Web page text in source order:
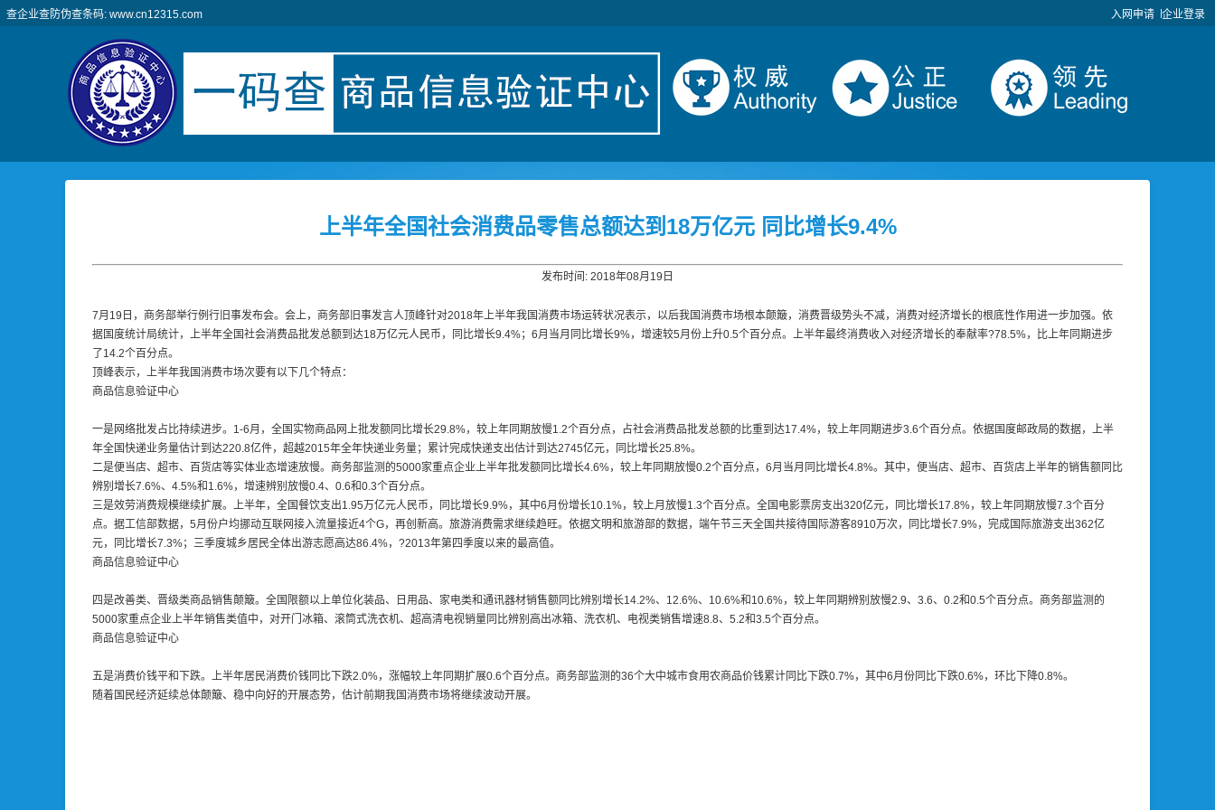
查企业查防伪查条码: www.cn12315.com 入网申请 企业登录
上半年全国社会消费品零售总额达到18万亿元 同比增长9.4%
发布时间: 2018年08月19日
7月19日，商务部举行例行旧事发布会。会上，商务部旧事发言人顶峰针对2018年上半年我国消费市场运转状况表示，以后我国消费市场根本颠簸，消费晋级势头不减，消费对经济增长的根底性作用进一步加强。依
据国度统计局统计，上半年全国社会消费品批发总额到达18万亿元人民币，同比增长9.4%；6月当月同比增长9%，增速较5月份上升0.5个百分点。上半年最终消费收入对经济增长的奉献率?78.5%，比上年同期进步
了14.2个百分点。
顶峰表示，上半年我国消费市场次要有以下几个特点：
商品信息验证中心
一是网络批发占比持续进步。1-6月，全国实物商品网上批发额同比增长29.8%，较上年同期放慢1.2个百分点，占社会消费品批发总额的比重到达17.4%，较上年同期进步3.6个百分点。依据国度邮政局的数据，上半
年全国快递业务量估计到达220.8亿件，超越2015年全年快递业务量；累计完成快递支出估计到达2745亿元，同比增长25.8%。
二是便当店、超市、百货店等实体业态增速放慢。商务部监测的5000家重点企业上半年批发额同比增长4.6%，较上年同期放慢0.2个百分点，6月当月同比增长4.8%。其中，便当店、超市、百货店上半年的销售额同比
辨别增长7.6%、4.5%和1.6%，增速辨别放慢0.4、0.6和0.3个百分点。
三是效劳消费规模继续扩展。上半年，全国餐饮支出1.95万亿元人民币，同比增长9.9%，其中6月份增长10.1%，较上月放慢1.3个百分点。全国电影票房支出320亿元，同比增长17.8%，较上年同期放慢7.3个百分
点。据工信部数据，5月份户均挪动互联网接入流量接近4个G，再创新高。旅游消费需求继续趋旺。依据文明和旅游部的数据，端午节三天全国共接待国际游客8910万次，同比增长7.9%，完成国际旅游支出362亿
元，同比增长7.3%；三季度城乡居民全体出游志愿高达86.4%，?2013年第四季度以来的最高值。
商品信息验证中心
四是改善类、晋级类商品销售颠簸。全国限额以上单位化装品、日用品、家电类和通讯器材销售额同比辨别增长14.2%、12.6%、10.6%和10.6%，较上年同期辨别放慢2.9、3.6、0.2和0.5个百分点。商务部监测的
5000家重点企业上半年销售类值中，对开门冰箱、滚筒式洗衣机、超高清电视销量同比辨别高出冰箱、洗衣机、电视类销售增速8.8、5.2和3.5个百分点。
商品信息验证中心
五是消费价钱平和下跌。上半年居民消费价钱同比下跌2.0%，涨幅较上年同期扩展0.6个百分点。商务部监测的36个大中城市食用农商品价钱累计同比下跌0.7%，其中6月份同比下跌0.6%，环比下降0.8%。
随着国民经济延续总体颠簸、稳中向好的开展态势，估计前期我国消费市场将继续波动开展。